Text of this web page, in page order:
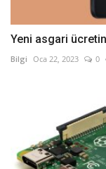
Yeni asgari
Bilgi Oca 22, 2023 0